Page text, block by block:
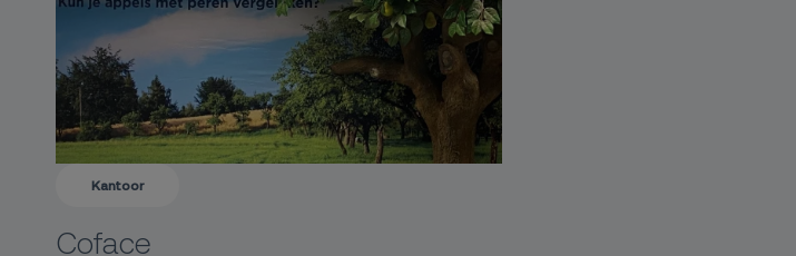
Kantoor
Coface